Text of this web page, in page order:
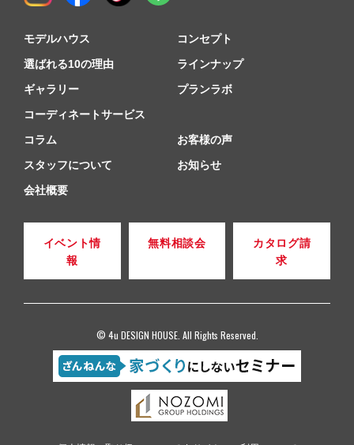
モデルハウス
コンセプト
選ばれる10の理由
ラインナップ
ギャラリー
プランラボ
コーディネートサービス
コラム
お客様の声
スタッフについて
お知らせ
会社概要
イベント情
報
無料相談会
カタログ請
求
© 4u DESIGN HOUSE. All Rights Reserved.